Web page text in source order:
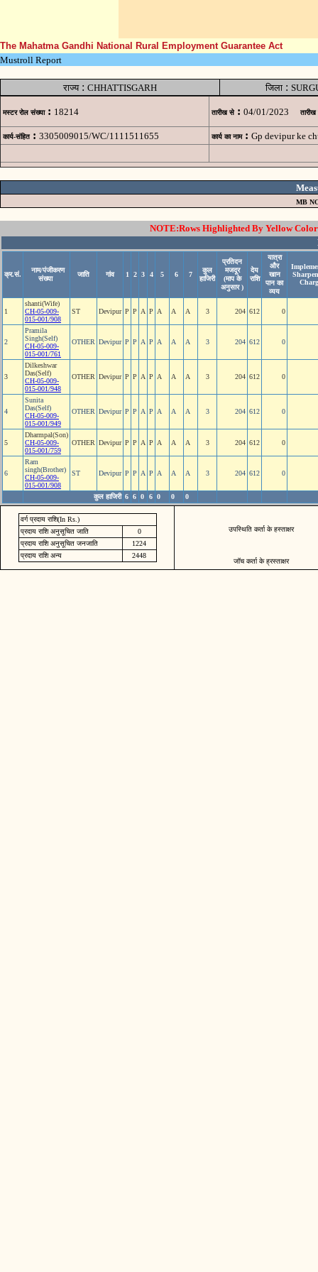
The Mahatma Gandhi National Rural Employment Guarantee Act
Mustroll Report
राज्य: CHHATTISGARH जिला:
मस्टर रोल संख्या : 18214 तारीख से : 04/01/2023 तारीख
कार्य-संहित : 3305009015/WC/1111511655 कार्य का नाम : Gp devipur ke
MB
NOTE:Rows Highlighted By Yellow
क्र.सं.
नाम/पंजीकरण
संख्या
जाति गांव 1 2 3 4 5 6 7
कुल
हाजिरी
प्रतिदन
मजदूर
(माप के
अनुसार )
देय
राशि
यात्रा
और
खान
पान का
व्यय
1
shanti(Wife)
CH-05-009-
015-001/908
ST Devipur P P A P A A A 3 204 612 0
2
Pramila
Singh(Self)
CH-05-009-
015-001/761
OTHER Devipur P P A P A A A 3 204 612 0
3
Dilkeshwar
Das(Self)
CH-05-009-
015-001/948
OTHER Devipur P P A P A A A 3 204 612 0
4
Sunita
Das(Self)
CH-05-009-
015-001/949
OTHER Devipur P P A P A A A 3 204 612 0
5
Dharmpal(Son)
CH-05-009-
015-001/759
OTHER Devipur P P A P A A A 3 204 612 0
6
Ram
singh(Brother)
CH-05-009-
015-001/908
ST Devipur P P A P A A A 3 204 612 0
कुल हाजिरी 6 6 0 6 0 0 0
वर्ग प्रदाय राशि(In Rs.)
प्रदाय राशि अनुसूचित जाति
0
प्रदाय राशि अनुसूचित जनजाति
1224
प्रदाय राशि अन्य
2448
उपस्थिति कर्ता के हस्ताक्षर
जॉच कर्ता के ह्रस्ताक्षर